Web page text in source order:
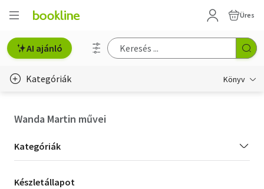
Üres
AI ajánló
Kategóriák Könyv
Hobbi, szabadidő
Wanda Martin művei
Kategória
szűrés
Kategóriák
Készletállapot
Készletállapot